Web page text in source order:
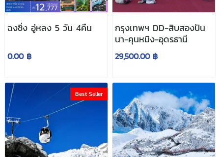
ฉงชิ่ง อู่หลง 5 วัน 4คืน
0.00 ฿
กรุงเทพฯ DD-สิบสองปัน
นา-คุนหมิง-อุดรธานี
29,500.00 ฿
Best Seller